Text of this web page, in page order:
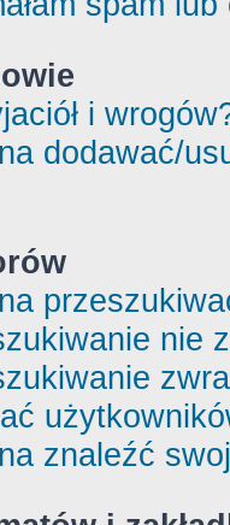
i
dodawać/
nie
znaleźć